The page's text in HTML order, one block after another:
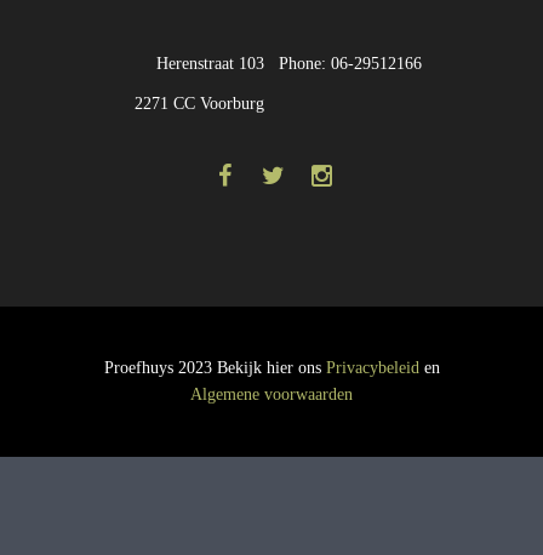
Phone: 06-29512166
Herenstraat 103
2271 CC Voorburg
Proefhuys 2023 Bekijk hier ons Privacybeleiden
Algemene voorwaarden